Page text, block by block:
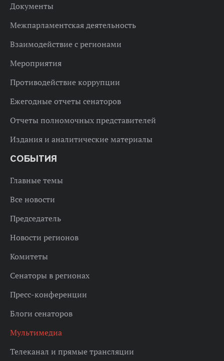
Документы
Межпарламентская деятельность
Взаимодействие с регионами
Мероприятия
Противодействие коррупции
Ежегодные отчеты сенаторов
Отчеты полномочных представителей
Издания и аналитические материалы
СОБЫТИЯ
Главные темы
Все новости
Председатель
Новости регионов
Комитеты
Сенаторы в регионах
Пресс-конференции
Блоги сенаторов
Мультимедиа
Телеканал и прямые трансляции